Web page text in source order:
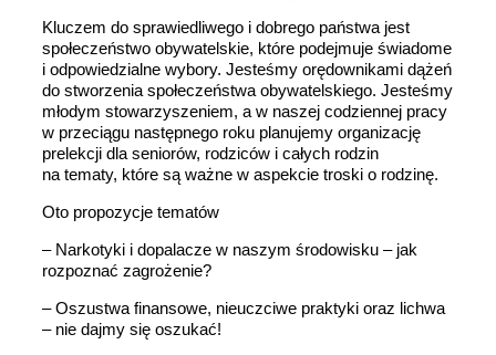
Kluczem do sprawiedliwego i dobrego państwa jest
społeczeństwo obywatelskie, które podejmuje świadome
i odpowiedzialne wybory. Jesteśmy orędownikami dążeń
do stworzenia społeczeństwa obywatelskiego. Jesteśmy
młodym stowarzyszeniem, a w naszej codziennej pracy
w przeciągu następnego roku planujemy organizację
prelekcji dla seniorów, rodziców i całych rodzin
na tematy, które są ważne w aspekcie troski o rodzinę.
Oto propozycje tematów
– Narkotyki i dopalacze w naszym środowisku – jak
rozpoznać zagrożenie?
– Oszustwa finansowe, nieuczciwe praktyki oraz lichwa
– nie dajmy się oszukać!